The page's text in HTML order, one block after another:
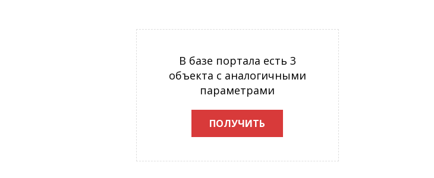
В базе портала есть 3
объекта с аналогичными
параметрами
ПОЛУЧИТЬ